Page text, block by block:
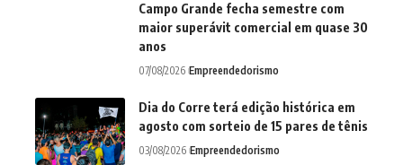
Campo Grande fecha semestre com
maior superávit comercial em quase 30
anos
07/08/2026 Empreendedorismo
Dia do Corre terá edição histórica em
agosto com sorteio de 15 pares de tênis
03/08/2026 Empreendedorismo